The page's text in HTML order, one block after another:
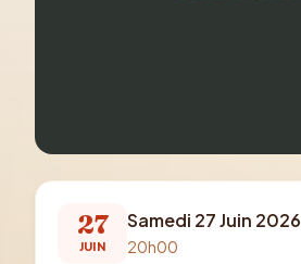
27
JUIN
Samedi 27 Juin 2026
20h00